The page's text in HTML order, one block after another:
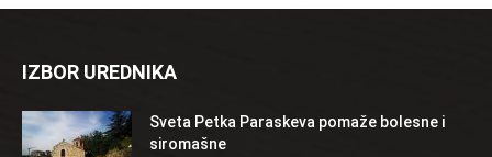
IZBOR UREDNIKA
Sveta Petka Paraskeva pomaže bolesne i
siromašne